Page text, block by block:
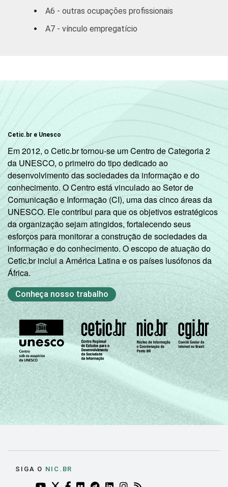
Sul
DEPENDÊNCIA
Municipal
INTERNET
INSTALADA NO
LABORATÓRIO DE
INFORMÁTICA
Tem 25
Não tem 28
1Base: 421 coordenadores pedagógicos.
Respostas múltiplas.
Fonte: NIC.br - set/dez 2010
A6 - outras ocupações profissionais
A7 - vínculo empregatício
Cetic.br e Unesco
Em 2012, o Cetic.br tornou-se um Centro de Categoria 2
da UNESCO, o primeiro do tipo dedicado ao
desenvolvimento das sociedades da informação e do
conhecimento. O Centro está vinculado ao Setor de
Comunicação e Informação (CI), uma das cinco áreas da
UNESCO. Ele contribui para que os objetivos estratégicos
da organização sejam atingidos, fortalecendo seus
esforços para monitorar a construção de sociedades da
informação e do conhecimento. O escopo de atuação do
Cetic.br inclui a América Latina e os países lusófonos da
África.
Conheça nosso trabalho
SIGA O NIC.BR